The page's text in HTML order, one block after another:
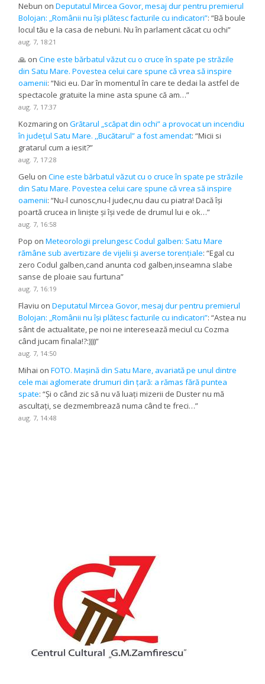
Nebun onDeputatul Mircea Govor, mesaj dur pentru premierul
Bolojan: „Românii nu își plătesc facturile cu indicatori”: “Bă boule
locul tău e la casa de nebuni. Nu în parlament căcat cu ochi”
aug. 7, 18:21
🙏 onCine este bărbatul văzut cu o cruce în spate pe străzile
din Satu Mare. Povestea celui care spune că vrea să inspire
oamenii: “Nici eu. Dar în momentul în care te dedai la astfel de
spectacole gratuite la mine asta spune că am…”
aug. 7, 17:37
Kozmaring onGrătarul „scăpat din ochi” a provocat un incendiu
în județul Satu Mare. ,,Bucătarul” a fost amendat: “Micii si
gratarul cum a iesit?”
aug. 7, 17:28
Gelu onCine este bărbatul văzut cu o cruce în spate pe străzile
din Satu Mare. Povestea celui care spune că vrea să inspire
oamenii: “Nu-l cunosc,nu-l judec,nu dau cu piatra! Dacă își
poartă crucea in liniște și își vede de drumul lui e ok…”
aug. 7, 16:58
Pop onMeteorologii prelungesc Codul galben: Satu Mare
rămâne sub avertizare de vijelii și averse torențiale: “Egal cu
zero Codul galben,cand anunta cod galben,inseamna slabe
sanse de ploaie sau furtuna”
aug. 7, 16:19
Flaviu onDeputatul Mircea Govor, mesaj dur pentru premierul
Bolojan: „Românii nu își plătesc facturile cu indicatori”: “Astea nu
sânt de actualitate, pe noi ne interesează meciul cu Cozma
când jucam finala!?:))))”
aug. 7, 14:50
Mihai onFOTO. Mașină din Satu Mare, avariată pe unul dintre
cele mai aglomerate drumuri din țară: a rămas fără puntea
spate: “Și o când zic să nu vă luați mizerii de Duster nu mă
ascultați, se dezmembrează numa când te freci…”
aug. 7, 14:48